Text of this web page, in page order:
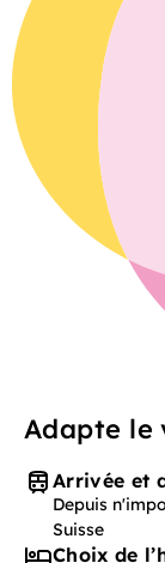
Adapte le
Arrivée et
Depuis
Suisse
Choix de